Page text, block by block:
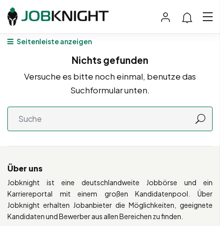
Seitenleiste anzeigen
Nichts gefunden
Versuche es bitte noch einmal, benutze das
Suchformular unten.
Über uns
Jobknight ist eine deutschlandweite Jobbörse und ein
Karriereportal mit einem großen Kandidatenpool. Über
Jobknight erhalten Jobanbieter die Möglichkeiten, geeignete
Kandidaten und Bewerber aus allen Bereichen zu finden.